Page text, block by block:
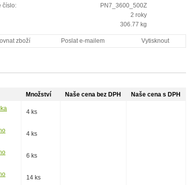
číslo:
PN7_3600_500Z
2 roky
306.77 kg
zboží Poslat e-mailem Vytisknout
Množství Naše cena bez DPH
Naše cena s DPH
4 ks
4 ks
6 ks
14 ks